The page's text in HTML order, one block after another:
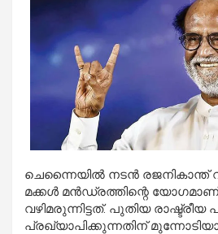
ചെന്നൈയില്‍ നടന്‍ രജനികാന്ത്
മക്കള്‍ മന്‍ഡ്രത്തിന്റെ
വഴിമരുന്നിട്ടത്. പുതിയ രാഷ്ട്രീയ
പ്രഖ്യാപിക്കുന്നതിന്